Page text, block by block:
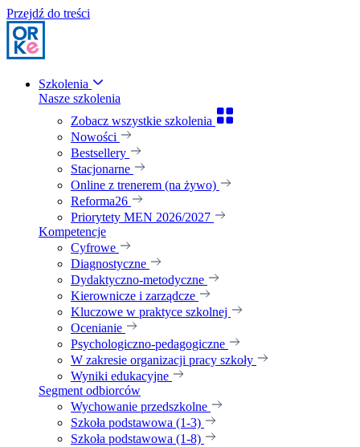
Przejdź do treści
Szkolenia
Nasze szkolenia
Zobacz wszystkie szkolenia
Nowości
Bestsellery
Stacjonarne
Online z trenerem (na żywo)
Reforma26
Priorytety MEN 2026/2027
Kompetencje
Cyfrowe
Diagnostyczne
Dydaktyczno-metodyczne
Kierownicze i zarządcze
Kluczowe w praktyce szkolnej
Ocenianie
Psychologiczno-pedagogiczne
W zakresie organizacji pracy szkoły
Wyniki edukacyjne
Segment odbiorców
Wychowanie przedszkolne
Szkoła podstawowa (1-3)
Szkoła podstawowa (1-8)